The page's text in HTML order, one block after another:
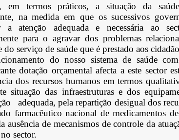
em termos práticos, a situação da
na medida em que os sucessivos
a atenção adequada e necessária ao
para o agravar dos problemas
do serviço de saúde que é prestado aos
do nosso sistema de saúde
dotação orçamental afecta a este sector
dos recursos humanos em termos
situação das infraestruturas e dos
adequada, pela repartição desigual dos
farmacêutico nacional de medicamentos
ausência de mecanismos de controle da
sector.